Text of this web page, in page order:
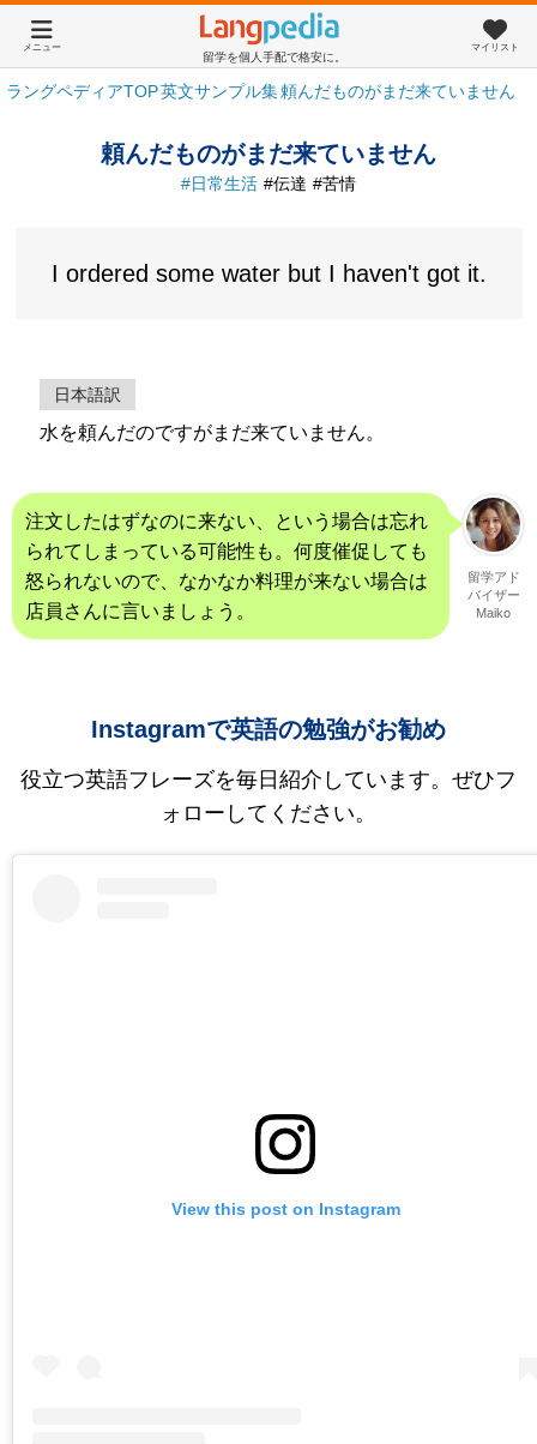
留学を個人手配で格安に。
メニュー マイリスト
ラングペディアTOP英文サンプル集頼んだものがまだ来ていません
頼んだものがまだ来ていません
日常生活 伝達 苦情
I ordered some water but I haven't got it.
日本語訳
水を頼んだのですがまだ来ていません。
注文したはずなのに来ない、という場合は忘れ
られてしまっている可能性も。何度催促しても
怒られないので、なかなか料理が来ない場合は
店員さんに言いましょう。
留学アド
バイザー
Maiko
Instagramで英語の勉強がお勧め
役立つ英語フレーズを毎日紹介しています。ぜひフ
ォローしてください。
View this post on Instagram